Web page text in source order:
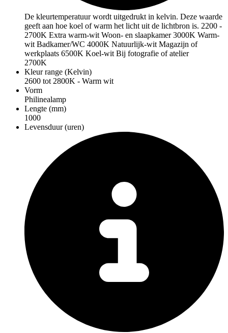
De kleurtemperatuur wordt uitgedrukt in kelvin. Deze waarde
geeft aan hoe koel of warm het licht uit de lichtbron is. 2200 -
2700K Extra warm-wit Woon- en slaapkamer 3000K Warm-
wit Badkamer/WC 4000K Natuurlijk-wit Magazijn of
werkplaats 6500K Koel-wit Bij fotografie of atelier
2700K
Kleur range (Kelvin)
2600 tot 2800K - Warm wit
Vorm
Philinealamp
Lengte (mm)
1000
Levensduur (uren)